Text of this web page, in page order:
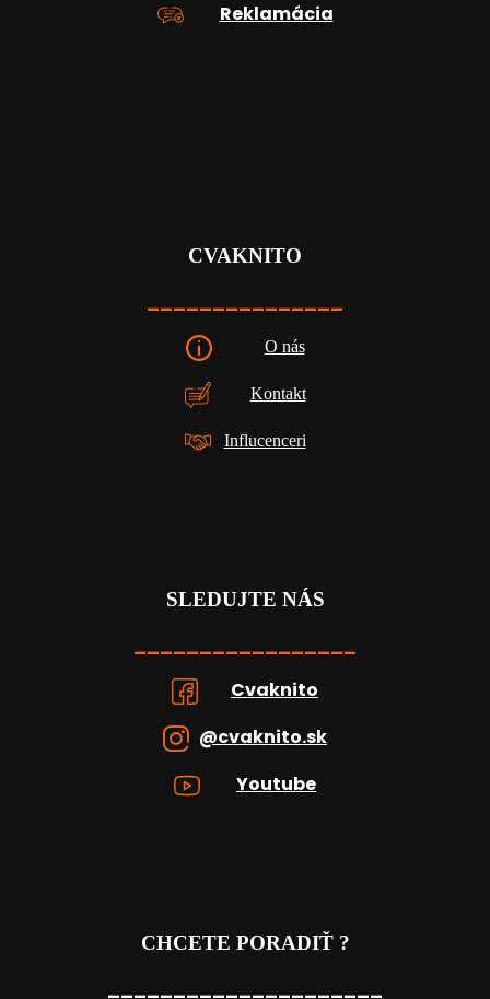
Reklamácia
CVAKNITO
O nás
Kontakt
Influcenceri
SLEDUJTE NÁS
Cvaknito
@cvaknito.sk
Youtube
CHCETE PORADIŤ ?